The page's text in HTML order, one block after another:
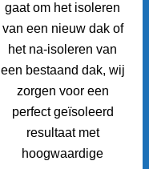
gaat om het isoleren
van een nieuw dak of
het na-isoleren van
een bestaand dak, wij
zorgen voor een
perfect geïsoleerd
resultaat met
hoogwaardige